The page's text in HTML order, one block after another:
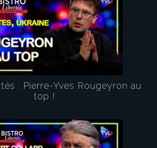
: Pierre-Yves Rougeyron au
top !